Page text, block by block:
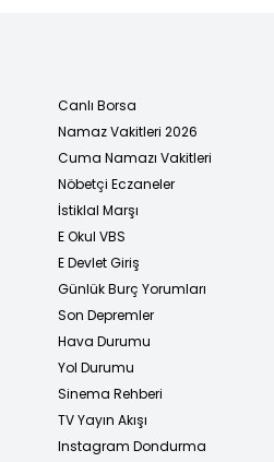
Canlı Borsa
Namaz Vakitleri 2026
Cuma Namazı Vakitleri
Nöbetçi Eczaneler
İstiklal Marşı
E Okul VBS
E Devlet Giriş
Günlük Burç Yorumları
Son Depremler
Hava Durumu
Yol Durumu
Sinema Rehberi
TV Yayın Akışı
Instagram Dondurma